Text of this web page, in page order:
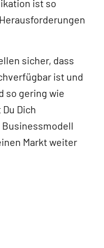
ist so
sicher, dass
ist und
so gering wie
Dich
Markt weiter